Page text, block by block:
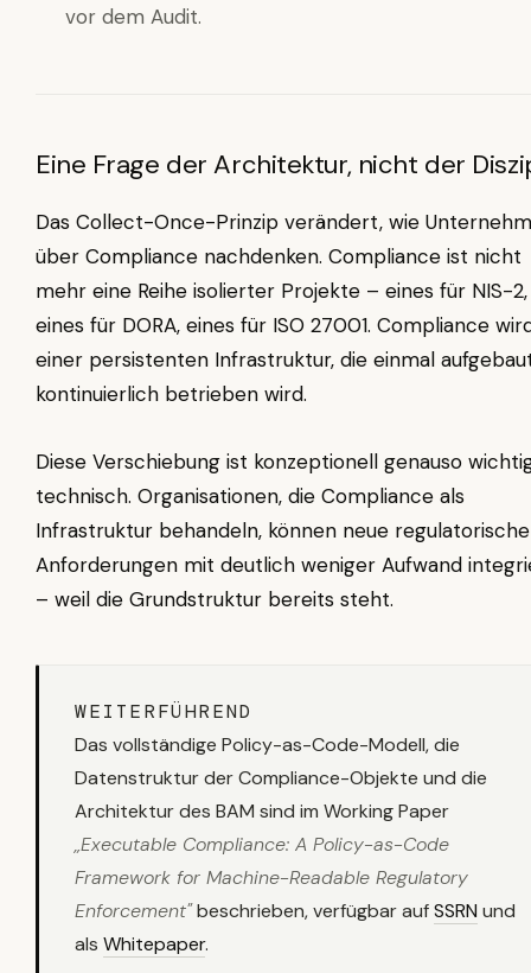
vor dem Audit.
Eine Frage der Architektur, nicht der
Das Collect-Once-Prinzip verändert, wie
über Compliance nachdenken. Compliance ist nicht
mehr eine Reihe isolierter Projekte – eines für NIS-2,
eines für DORA, eines für ISO 27001. Compliance
einer persistenten Infrastruktur, die einmal
kontinuierlich betrieben wird.
Diese Verschiebung ist konzeptionell genauso
technisch. Organisationen, die Compliance als
Infrastruktur behandeln, können neue regulatorische
Anforderungen mit deutlich weniger Aufwand
– weil die Grundstruktur bereits steht.
WEITERFÜHREND
Das vollständige Policy-as-Code-Modell, die
Datenstruktur der Compliance-Objekte und die
Architektur des BAM sind im Working Paper
„Executable Compliance: A Policy-as-Code
Framework for Machine-Readable Regulatory
Enforcement"beschrieben, verfügbar aufSSRN und
als Whitepaper.